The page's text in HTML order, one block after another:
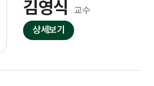
김영식
교수
상세보기